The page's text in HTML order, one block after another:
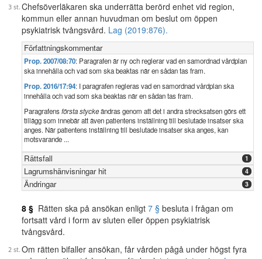
Chefsöverläkaren ska underrätta berörd enhet vid region,
kommun eller annan huvudman om beslut om öppen
psykiatrisk tvångsvård. Lag (2019:876).
Författningskommentar
Prop. 2007/08:70: Paragrafen är ny och reglerar vad en samordnad vårdplan
ska innehålla och vad som ska beaktas när en sådan tas fram.
Prop. 2016/17:94: I paragrafen regleras vad en samordnad vårdplan ska
innehålla och vad som ska beaktas när en sådan tas fram.
Paragrafensförsta styckeändras genom att det i andra strecksatsen görs ett
tillägg som innebär att även patientens inställning till beslutade insatser ska
anges. När patientens inställning till beslutade insatser ska anges, kan
motsvarande ...
Rättsfall 1
Lagrumshänvisningar hit 4
Ändringar 3
8 § Rätten ska på ansökan enligt 7 § besluta i frågan om
fortsatt vård i form av sluten eller öppen psykiatrisk
tvångsvård.
Om rätten bifaller ansökan, får vården pågå under högst fyra